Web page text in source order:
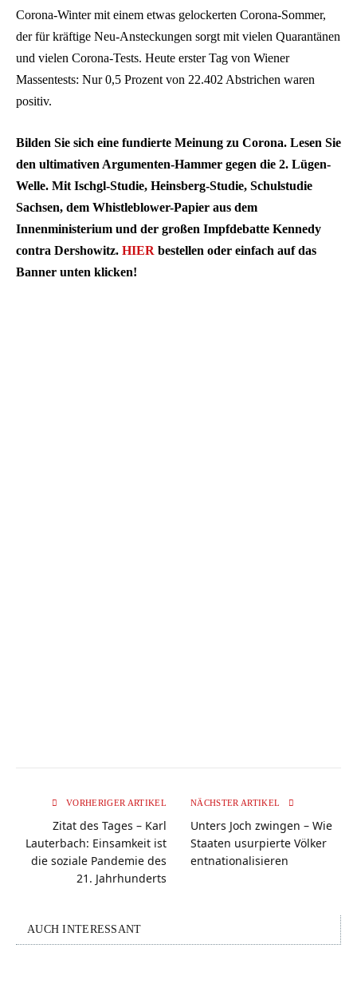
Corona-Winter mit einem etwas gelockerten Corona-Sommer,
der für kräftige Neu-Ansteckungen sorgt mit vielen Quarantänen
und vielen Corona-Tests. Heute erster Tag von Wiener
Massentests: Nur 0,5 Prozent von 22.402 Abstrichen waren
positiv.
Bilden Sie sich eine fundierte Meinung zu Corona. Lesen Sie
den ultimativen Argumenten-Hammer gegen die 2. Lügen-
Welle. Mit Ischgl-Studie, Heinsberg-Studie, Schulstudie
Sachsen, dem Whistleblower-Papier aus dem
Innenministerium und der großen Impfdebatte Kennedy
contra Dershowitz. HIER bestellen oder einfach auf das
Banner unten klicken!
VORHERIGER ARTIKEL
Zitat des Tages – Karl
Lauterbach: Einsamkeit ist
die soziale Pandemie des
21. Jahrhunderts
NÄCHSTER ARTIKEL
Unters Joch zwingen – Wie
Staaten usurpierte Völker
entnationalisieren
AUCH INTERESSANT